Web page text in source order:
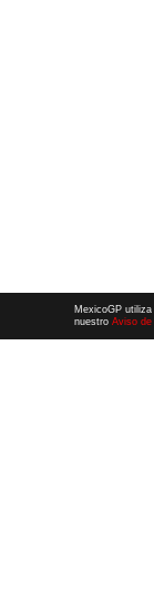
MexicoGP
nuestroAviso de